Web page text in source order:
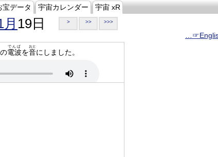
宝データ 宇宙カレンダー 宇宙 xR
19日 > >> >>>
の電波
でんぱ
を音
おと
にしました。